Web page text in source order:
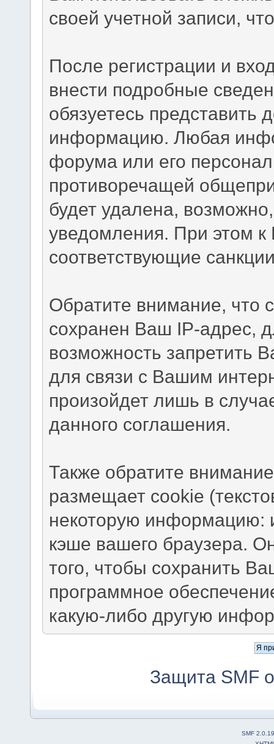
своей учетной записи,
После регистрации и
внести подробные
обязуетесь представить
информацию. Любая
форума или его
противоречащей
будет удалена,
уведомления. При этом
соответствующие
Обратите внимание, что
сохранен Ваш IP-адрес,
возможность запретить
для связи с Вашим
произойдет лишь в
данного соглашения.
Также обратите
размещает cookie
некоторую информацию:
кэше вашего браузера.
того, чтобы сохранить
программное
какую-либо другую
Защита SMF
SMF 2.0.19